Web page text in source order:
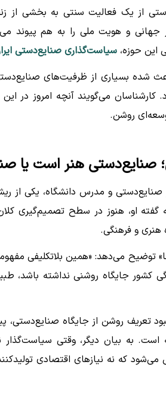
از یک فعالیت سنتی به بخشی از
جهانی و هویت ملی را به هم پیوند
این حوزه، سیاست‌گذاری صنایع‌دستی
بسیاری از ظرفیت‌های صنایع‌دستی
می‌گویند آنچه امروز در
روشن.
صنایع‌دستی هنر است یا
صنایع‌دستی و مدرس دانشگاه، یکی از
گفته او، هنوز در سطح
و فرهنگی.
توضیح می‌دهد: «همین بلاتکلیفی
کشور جایگاه روشنی نداشته باشد،
تعریف روشن از جایگاه صنایع‌دستی،
است. به بیان دیگر، وقتی
که نه نیازهای اقتصادی